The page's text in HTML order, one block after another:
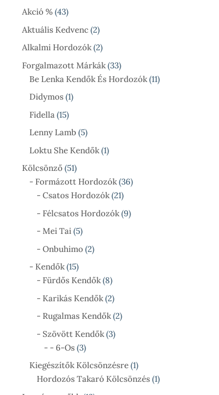
Akció % 4343
Termék
Aktuális Kedvenc 22
Termék
Alkalmi Hordozók 22
Termék
Forgalmazott Márkák 3333
Termék
Be Lenka Kendők És Hordozók 1111
Didymos 11
Fidella 1515
Termék
Lenny Lamb 55
Termék
Loktu She Kendők 11
Kölcsönző 5151
Termék
- Formázott Hordozók 3636
- Csatos Hordozók 2121
Termék
- Félcsatos Hordozók 99
- Mei Tai 55
Termék
- Onbuhimo 22
- Kendők 1515
Termék
- Fürdős Kendők 88
Termék
- Karikás Kendők 22
Termék
- Rugalmas Kendők 22
- Szövött Kendők 33
- - 6-Os 33
Termék
Kiegészítők Kölcsönzésre 11
Termék
Hordozós Takaró Kölcsönzés 11